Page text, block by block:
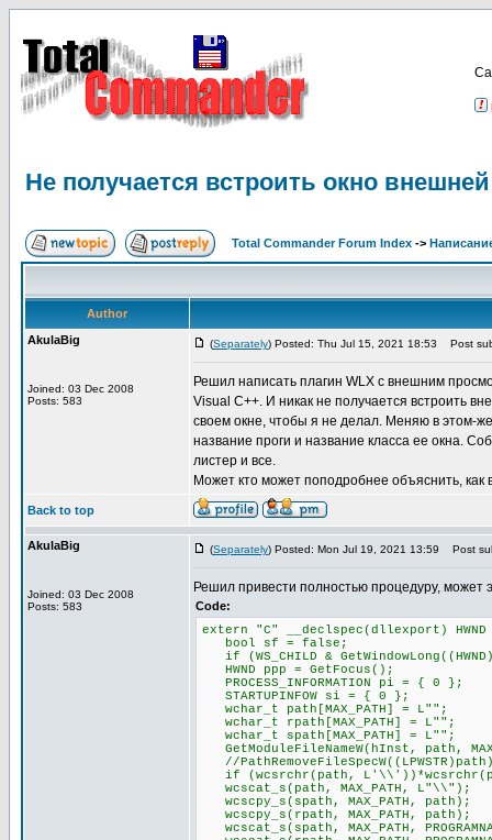
Не получается встроить окно
Total Commander Forum Index ->
Author
AkulaBig
Joined: 03 Dec 2008
Posts: 583
(Separately) Posted: Thu Jul 15, 2021 18:53 Post
Решил написать плагин WLX с внешним
Visual C++. И никак не получается встроить
своем окне, чтобы я не делал. Меняю в этом-
название проги и название класса ее окна.
листер и все.
Может кто может поподробнее объяснить, как
Back to top
AkulaBig
Joined: 03 Dec 2008
Posts: 583
(Separately) Posted: Mon Jul 19, 2021 13:59 Post
Решил привести полностью процедуру, может
Code:
extern "C" __declspec(dllexport)
bool sf = false;
if (WS_CHILD &
HWND ppp = GetFocus();
PROCESS_INFORMATION pi = { 0 };
STARTUPINFOW si = { 0 };
wchar_t path[MAX_PATH] = L"";
wchar_t rpath[MAX_PATH] = L"";
wchar_t spath[MAX_PATH] = L"";
GetModuleFileNameW(hInst, path,
//
if (wcsrchr(path,
wcscat_s(path, MAX_PATH, L"\\");
wcscpy_s(spath, MAX_PATH, path);
wcscpy_s(rpath, MAX_PATH, path);
wcscat_s(spath, MAX_PATH,